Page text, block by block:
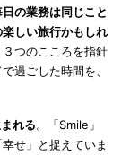
日の業務は同じこと
しい旅行かもしれ
３つのこころを指針
過ごした時間を、
れる。「Smile」
せ」と捉えていま